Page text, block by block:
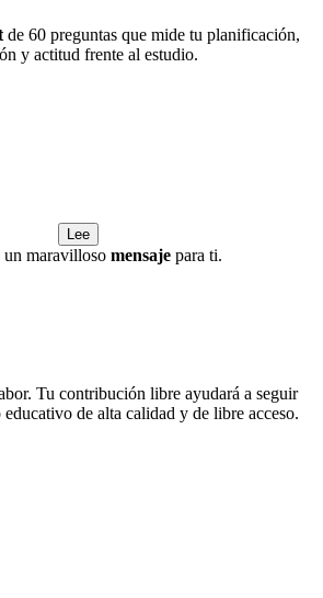
de 60 preguntas que mide tu planificación,
y actitud frente al estudio.
Lee
un maravilloso mensajepara ti.
Tu contribución libre ayudará a seguir
de alta calidad y de libre acceso.